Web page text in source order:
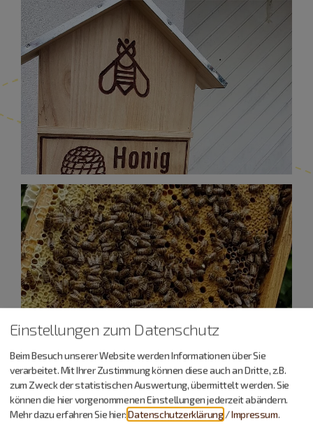
Einstellungen zum Datenschutz
Beim Besuch unserer Website werden Informationen über Sie
verarbeitet. Mit Ihrer Zustimmung können diese auch an Dritte, z.B.
zum Zweck der statistischen Auswertung, übermittelt werden. Sie
können die hier vorgenommenen Einstellungen jederzeit abändern.
Mehr dazu erfahren Sie hier:Datenschutzerklärung /Impressum.